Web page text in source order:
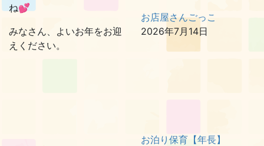
ね💕
みなさん、よいお年をお迎
えください。
お店屋さんごっこ
2026年7月14日
お泊り保育【年長】